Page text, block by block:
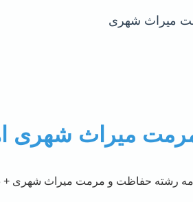
میراث شهری